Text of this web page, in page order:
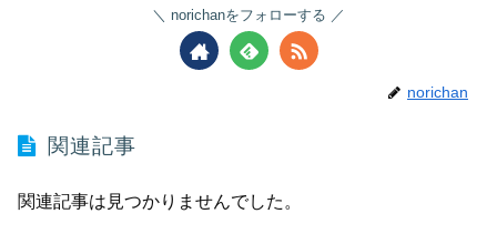
norichanをフォローする
norichan
関連記事
関連記事は見つかりませんでした。